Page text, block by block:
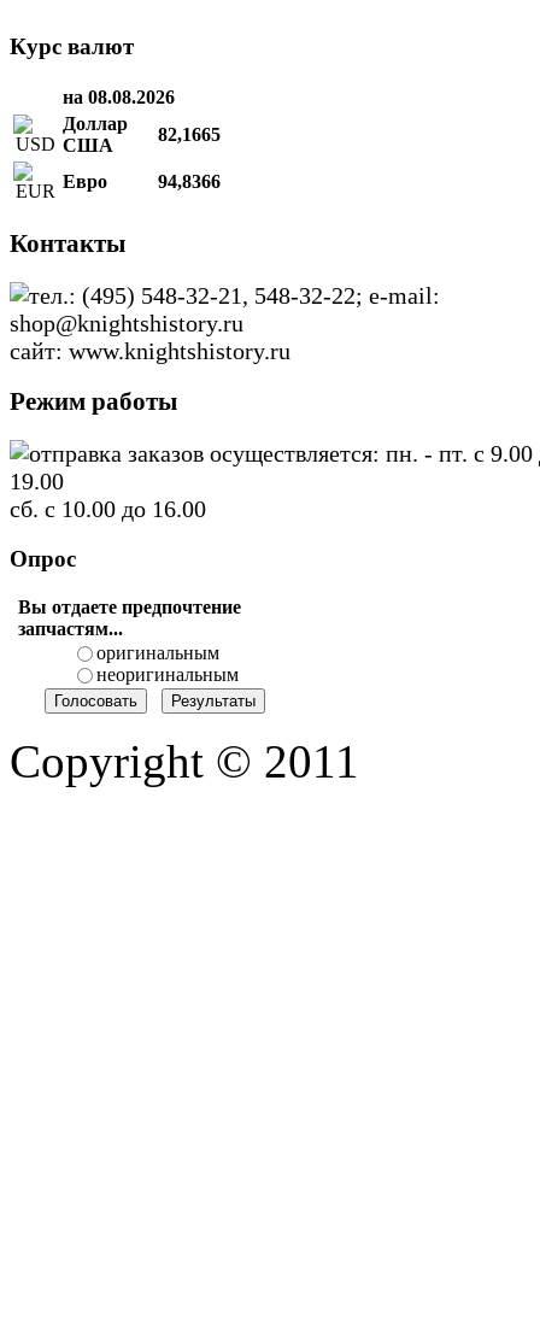
Курс валют
на 08.08.2026
Доллар
США
82,1665
Евро 94,8366
Контакты
тел.: (495) 548-32-21, 548-32-22; e-mail:
shop@knightshistory.ru
сайт: www.knightshistory.ru
Режим работы
отправка заказов осуществляется: пн. - пт. с 9.00
19.00
сб. с 10.00 до 16.00
Опрос
Вы отдаете предпочтение
запчастям...
оригинальным
неоригинальным
Copyright © 2011